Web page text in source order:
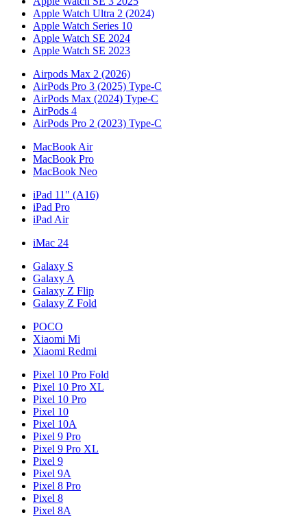
Apple Watch Ultra 2 (2024)
Apple Watch Series 10
Apple Watch SE 2024
Apple Watch SE 2023
Airpods Max 2 (2026)
AirPods Pro 3 (2025) Type-C
AirPods Max (2024) Type-C
AirPods 4
AirPods Pro 2 (2023) Type-C
MacBook Air
MacBook Pro
MacBook Neo
iPad 11" (A16)
iPad Pro
iPad Air
iMac 24
Galaxy S
Galaxy A
Galaxy Z Flip
Galaxy Z Fold
POCO
Xiaomi Mi
Xiaomi Redmi
Pixel 10 Pro Fold
Pixel 10 Pro XL
Pixel 10 Pro
Pixel 10
Pixel 10A
Pixel 9 Pro
Pixel 9 Pro XL
Pixel 9
Pixel 9A
Pixel 8 Pro
Pixel 8
Pixel 8A